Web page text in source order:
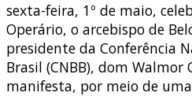
sexta-feira, 1º de maio,
Operário, o arcebispo de
presidente da Conferência
Brasil (CNBB), dom Walmor
manifesta, por meio de